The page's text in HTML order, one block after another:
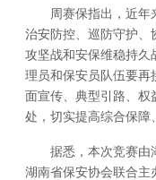
周赛保指出，近年来
治安防控、巡防守护、
攻坚战和安保维稳持久
理员和保安员队伍要再
面宣传、典型引路、
处，切实提高综合保障
据悉，本次竞赛由湖
湖南省保安协会联合主